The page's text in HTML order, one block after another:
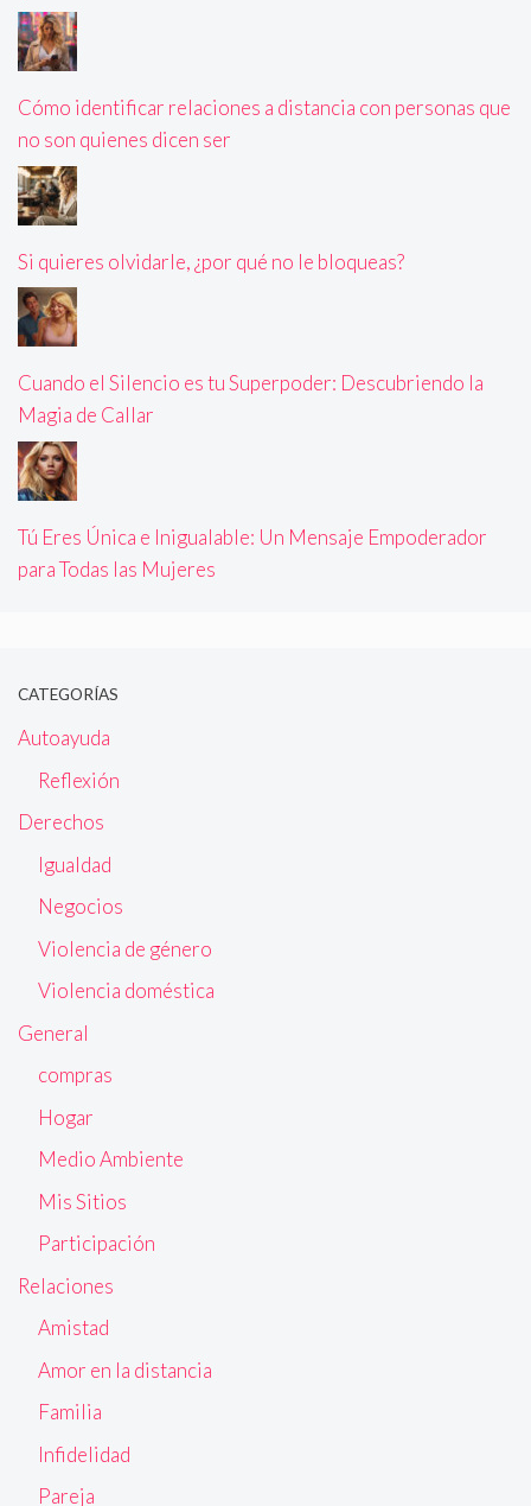
Cómo identificar relaciones a distancia con personas que
no son quienes dicen ser
Si quieres olvidarle, ¿por qué no le bloqueas?
Cuando el Silencio es tu Superpoder: Descubriendo la
Magia de Callar
Tú Eres Única e Inigualable: Un Mensaje Empoderador
para Todas las Mujeres
CATEGORÍAS
Autoayuda
Reflexión
Derechos
Igualdad
Negocios
Violencia de género
Violencia doméstica
General
compras
Hogar
Medio Ambiente
Mis Sitios
Participación
Relaciones
Amistad
Amor en la distancia
Familia
Infidelidad
Pareja